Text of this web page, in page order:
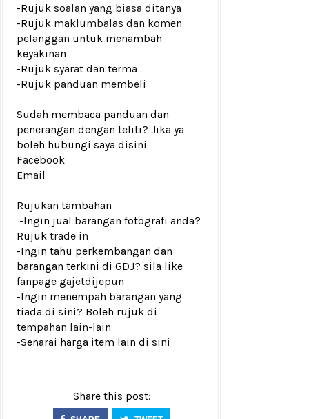
-Rujuk soalan yang biasa ditanya
-Rujuk maklumbalas dan komen
pelanggan untuk menambah
keyakinan
-Rujuk syarat dan terma
-Rujuk panduan membeli
Sudah membaca panduan dan
penerangan dengan teliti? Jika ya
boleh hubungi saya disini
Facebook
Email
Rujukan tambahan
-Ingin jual barangan fotografi anda?
Rujuk trade in
-Ingin tahu perkembangan dan
barangan terkini di GDJ? sila like
fanpage gajetdijepun
-Ingin menempah barangan yang
tiada di sini? Boleh rujuk di
tempahan lain-lain
-Senarai harga item lain di sini
Share this post: